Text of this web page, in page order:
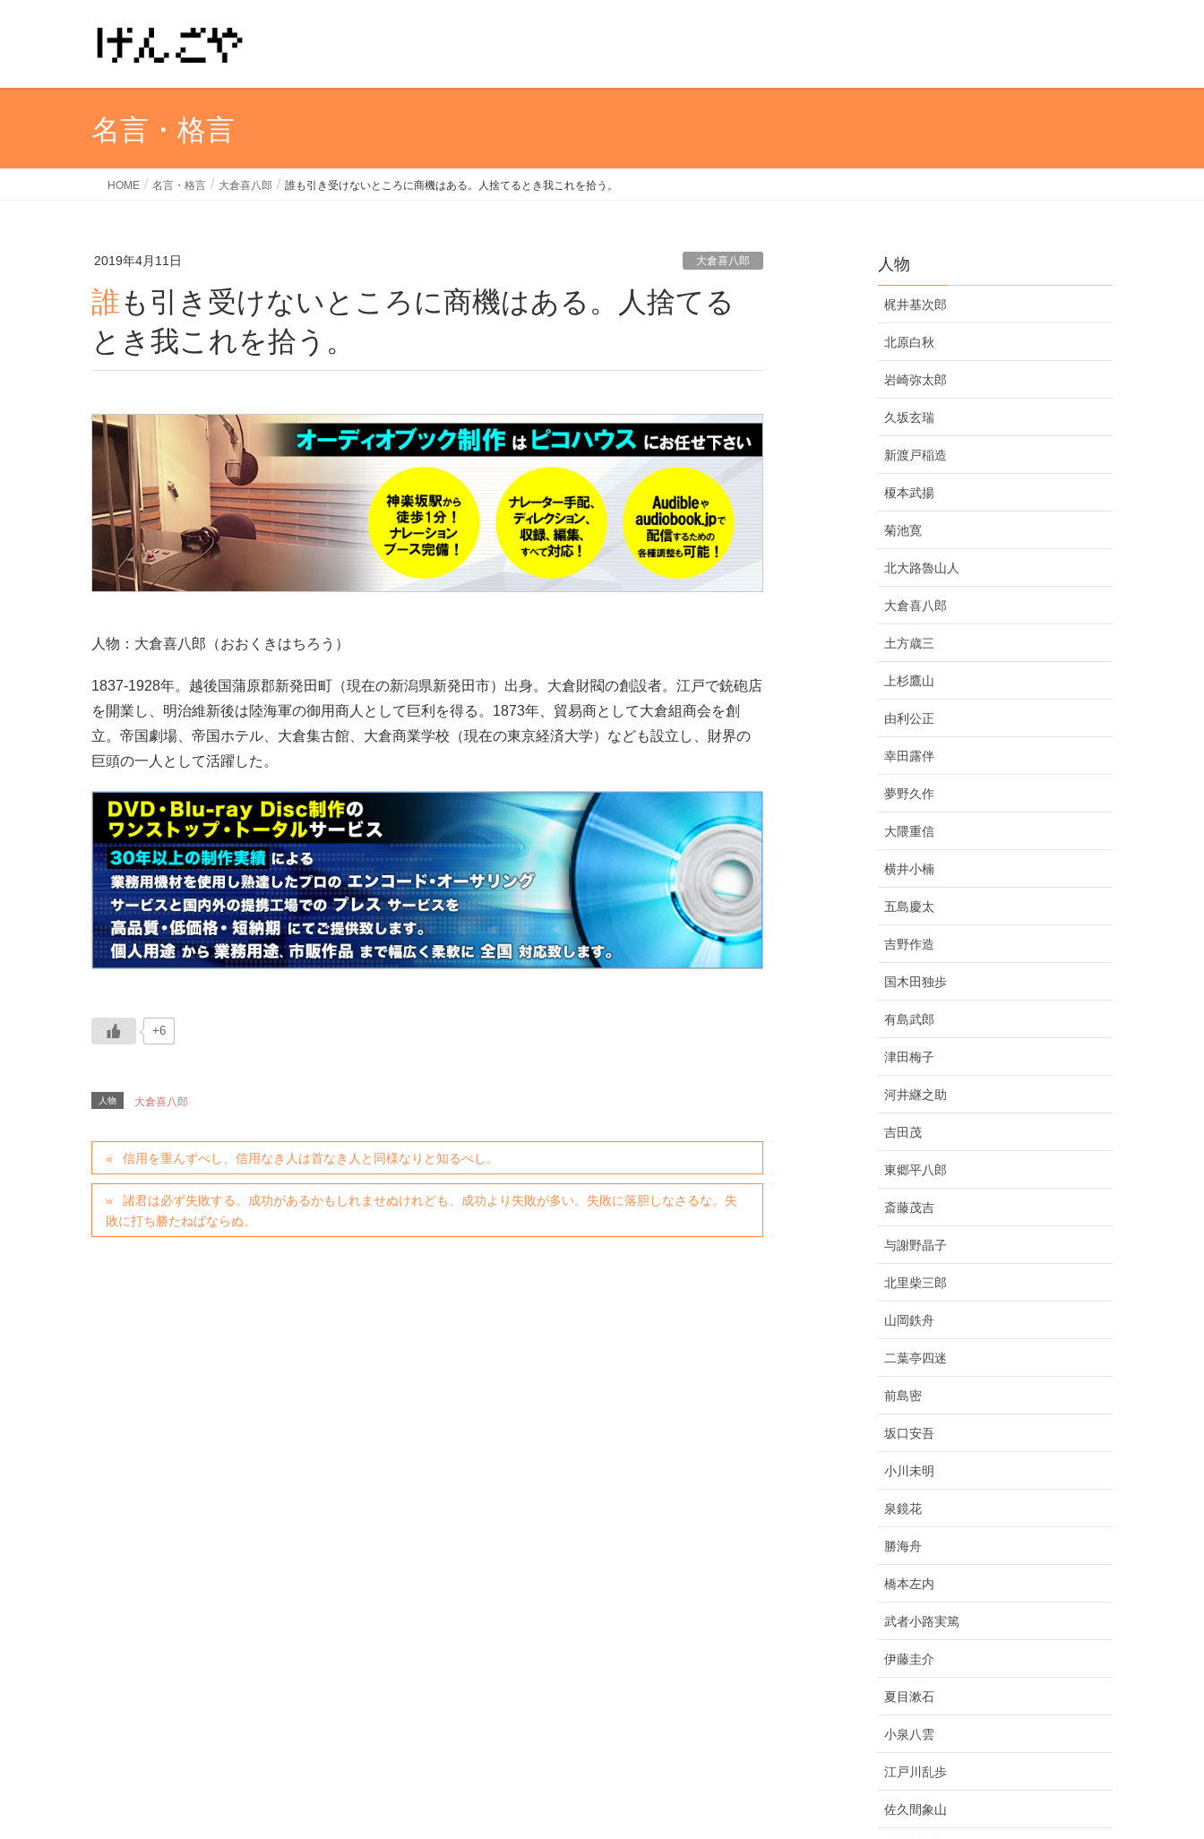
名言・格言
HOME 名言・格言 大倉喜八郎 誰も引き受けないところに商機はある。人捨てるとき我これを拾う。
2019年4月11日 大倉喜八郎
誰も引き受けないところに商機はある。人捨てる
とき我これを拾う。
人物：大倉喜八郎（おおくきはちろう）
1837-1928年。越後国蒲原郡新発田町（現在の新潟県新発田市）出身。大倉財閥の創設者。江戸で銃砲店
を開業し、明治維新後は陸海軍の御用商人として巨利を得る。1873年、貿易商として大倉組商会を創
立。帝国劇場、帝国ホテル、大倉集古館、大倉商業学校（現在の東京経済大学）なども設立し、財界の
巨頭の一人として活躍した。
+6
人物 大倉喜八郎
信用を重んずべし、信用なき人は首なき人と同様なりと知るべし。
諸君は必ず失敗する。成功があるかもしれませぬけれども、成功より失敗が多い。失敗に落胆しなさるな。失
敗に打ち勝たねばならぬ。
人物
梶井基次郎
北原白秋
岩崎弥太郎
久坂玄瑞
新渡戸稲造
榎本武揚
菊池寛
北大路魯山人
大倉喜八郎
土方歳三
上杉鷹山
由利公正
幸田露伴
夢野久作
大隈重信
横井小楠
五島慶太
吉野作造
国木田独歩
有島武郎
津田梅子
河井継之助
吉田茂
東郷平八郎
斎藤茂吉
与謝野晶子
北里柴三郎
山岡鉄舟
二葉亭四迷
前島密
坂口安吾
小川未明
泉鏡花
勝海舟
橋本左内
武者小路実篤
伊藤圭介
夏目漱石
小泉八雲
江戸川乱歩
佐久間象山